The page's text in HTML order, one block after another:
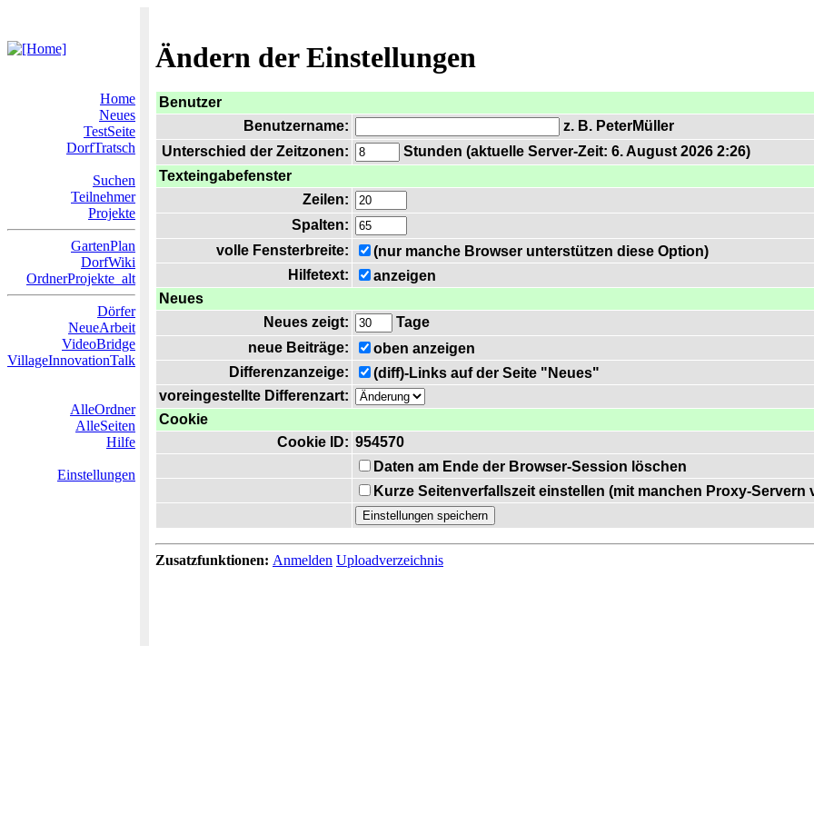
Ändern der Einstellungen
Home
Neues
TestSeite
DorfTratsch
Suchen
Teilnehmer
Projekte
GartenPlan
DorfWiki
OrdnerProjekte_alt
Dörfer
NeueArbeit
VideoBridge
VillageInnovationTalk
AlleOrdner
AlleSeiten
Hilfe
Einstellungen
Benutzer
Benutzername:
z. B. PeterMüller
Unterschied der Zeitzonen:
Stunden (aktuelle Server-Zeit: 6. August 2026 2:26)
Texteingabefenster
Zeilen:
Spalten:
volle Fensterbreite:
(nur manche Browser unterstützen diese Option)
Hilfetext:
anzeigen
Neues
Neues zeigt:
Tage
neue Beiträge:
oben anzeigen
Differenzanzeige:
(diff)-Links auf der Seite "Neues"
voreingestellte Differenzart:
Cookie
Cookie ID: 954570
Daten am Ende der Browser-Session löschen
Kurze Seitenverfallszeit einstellen (mit manchen Proxy-Servern
Zusatzfunktionen: Anmelden Uploadverzeichnis